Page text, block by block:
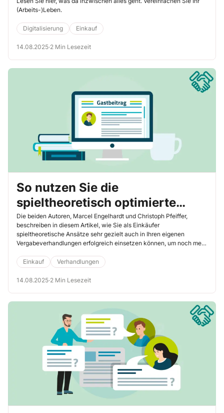
(Arbeits-)Leben.
Digitalisierung Einkauf
14.08.2025·2 Min Lesezeit
So nutzen Sie die
spieltheoretisch optimierte
Wettbewerbsvergabe in Ihren
Verhandlungen
Die beiden Autoren, Marcel Engelhardt und Christoph Pfeiffer,
beschreiben in diesem Artikel, wie Sie als Einkäufer
spieltheoretische Ansätze sehr gezielt auch in Ihren eigenen
Vergabeverhandlungen erfolgreich einsetzen können, um noch mehr
Einkauf
Verhandlungen
14.08.2025·2 Min Lesezeit